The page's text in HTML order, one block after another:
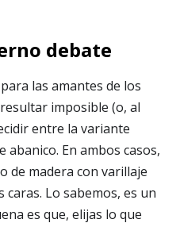
debate
las amantes de los
imposible (o, al
entre la variante
abanico. En ambos casos,
de madera con varillaje
Lo sabemos, es un
es que, elijas lo que